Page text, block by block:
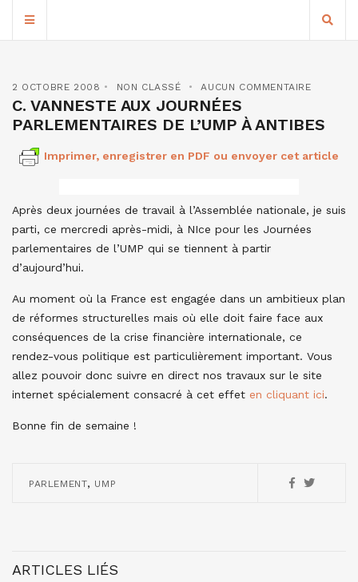
2 OCTOBRE 2008 NON CLASSÉ AUCUN COMMENTAIRE
C. VANNESTE AUX JOURNÉES
PARLEMENTAIRES DE L’UMP À ANTIBES
Imprimer, enregistrer en PDF ou envoyer cet article
Après deux journées de travail à l’Assemblée nationale, je suis
parti, ce mercredi après-midi, à NIce pour les Journées
parlementaires de l’UMP qui se tiennent à partir
d’aujourd’hui.
Au moment où la France est engagée dans un ambitieux plan
de réformes structurelles mais où elle doit faire face aux
conséquences de la crise financière internationale, ce
rendez-vous politique est particulièrement important. Vous
allez pouvoir donc suivre en direct nos travaux sur le site
internet spécialement consacré à cet effet en cliquant ici.
Bonne fin de semaine !
PARLEMENT, UMP
ARTICLES LIÉS